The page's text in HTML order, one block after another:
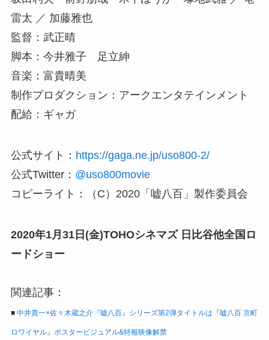
雷太 ／ 加藤雅也
監督：武正晴
脚本：今井雅子 足立紳
音楽：富貴晴美
制作プロダクション：アークエンタテインメント
配給：ギャガ
公式サイト： https://gaga.ne.jp/uso800-2/
公式Twitter： @uso800movie
コピーライト：（C）2020「嘘八百」製作委員会
2020年1月31日(金)TOHOシネマズ 日比谷他全国ロ
ードショー
関連記事：
■ 中井貴一×佐々木蔵之介『嘘八百』シリーズ第2弾タイトルは『嘘八百 京町
ロワイヤル』ポスタービジュアル&特報映像解禁